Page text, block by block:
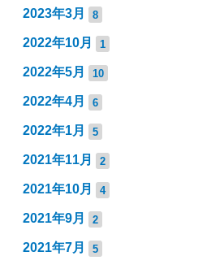
2023年3月 8
2022年10月 1
2022年5月 10
2022年4月 6
2022年1月 5
2021年11月 2
2021年10月 4
2021年9月 2
2021年7月 5